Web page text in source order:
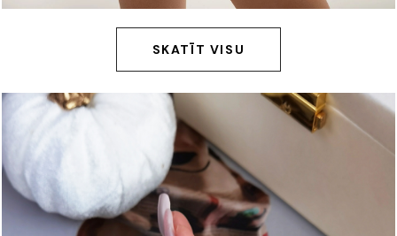
SKATĪT VISU